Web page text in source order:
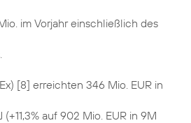
im Vorjahr einschließlich des
[8] erreichten 346 Mio. EUR in
(+11,3% auf 902 Mio. EUR in 9M